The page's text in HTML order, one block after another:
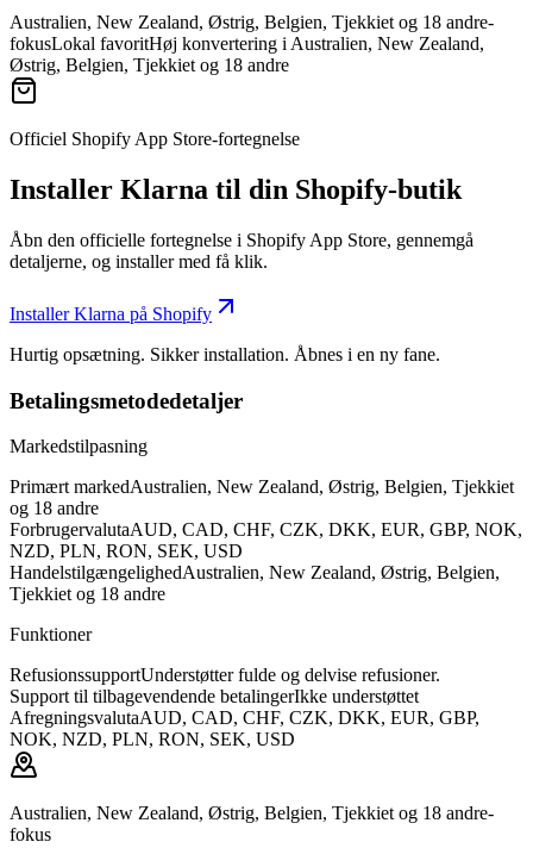
Australien, New Zealand, Østrig, Belgien, Tjekkiet og 18 andre-
fokusLokal favoritHøj konvertering i Australien, New Zealand,
Østrig, Belgien, Tjekkiet og 18 andre
Officiel Shopify App Store-fortegnelse
Installer Klarna til din Shopify-butik
Åbn den officielle fortegnelse i Shopify App Store, gennemgå
detaljerne, og installer med få klik.
Installer Klarna på Shopify
Hurtig opsætning. Sikker installation. Åbnes i en ny fane.
Betalingsmetodedetaljer
Markedstilpasning
Primært markedAustralien, New Zealand, Østrig, Belgien, Tjekkiet
og 18 andre
ForbrugervalutaAUD, CAD, CHF, CZK, DKK, EUR, GBP, NOK,
NZD, PLN, RON, SEK, USD
HandelstilgængelighedAustralien, New Zealand, Østrig, Belgien,
Tjekkiet og 18 andre
Funktioner
RefusionssupportUnderstøtter fulde og delvise refusioner.
Support til tilbagevendende betalingerIkke understøttet
AfregningsvalutaAUD, CAD, CHF, CZK, DKK, EUR, GBP,
NOK, NZD, PLN, RON, SEK, USD
Australien, New Zealand, Østrig, Belgien, Tjekkiet og 18 andre-
fokus